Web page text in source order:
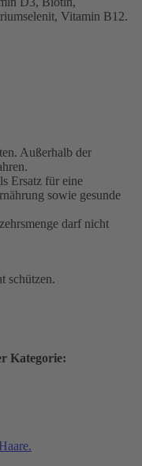
Vitamin B12.
Außerhalb der
Ersatz für eine
sowie gesunde
darf nicht
schützen.
Kategorie: